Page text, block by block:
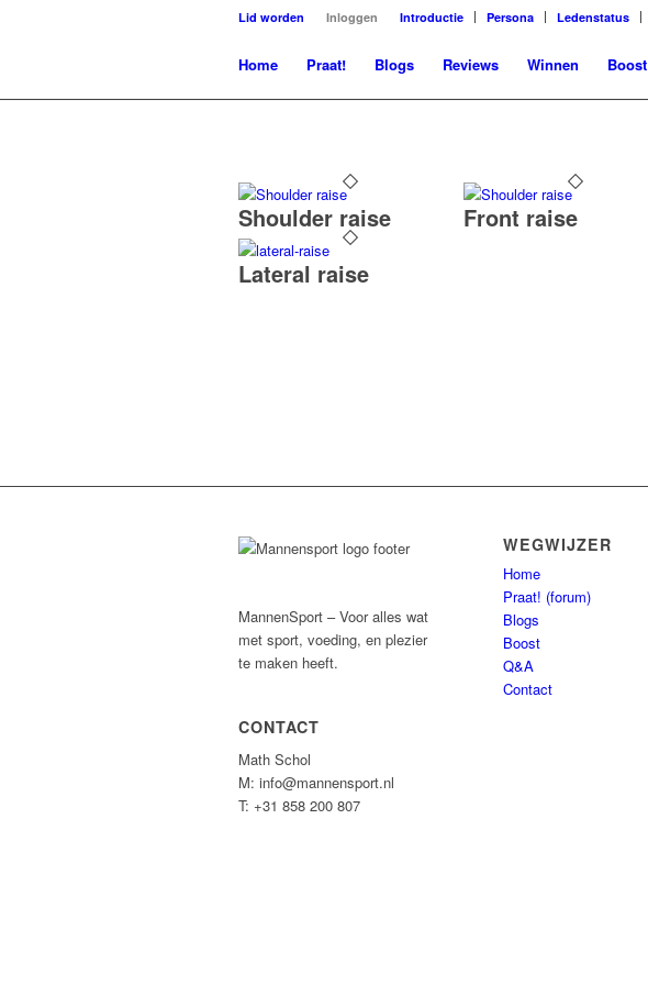
Lid worden Inloggen Introductie Persona Ledenstatus
Home Praat! Blogs Reviews Winnen Boost
Shoulder raise Front raise
Lateral raise
MannenSport – Voor alles wat
met sport, voeding, en plezier
te maken heeft.
CONTACT
Math Schol
M: info@mannensport.nl
T: +31 858 200 807
WEGWIJZER
Home
Praat! (forum)
Blogs
Boost
Q&A
Contact